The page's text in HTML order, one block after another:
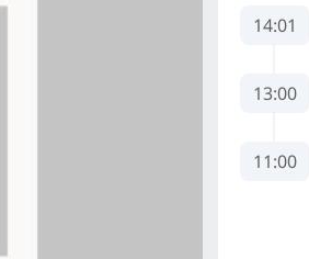
14:01
13:00
11:00